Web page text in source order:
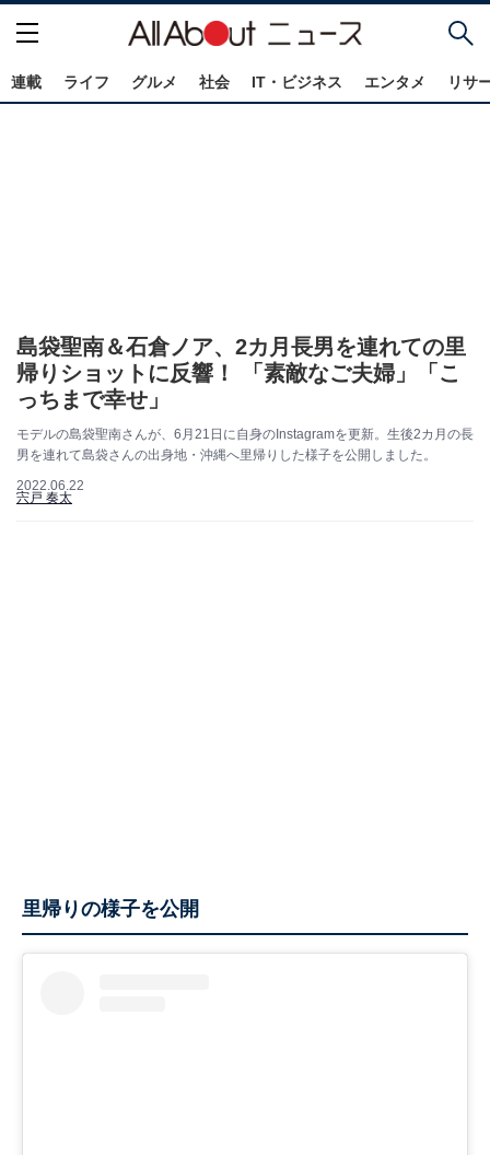
連載 ライフ グルメ 社会 IT・ビジネス エンタメ リサ
島袋聖南＆石倉ノア、2カ月長男を連れての里
帰りショットに反響！ 「素敵なご夫婦」「こ
っちまで幸せ」
モデルの島袋聖南さんが、6月21日に自身のInstagramを更新。生後2カ月の長
男を連れて島袋さんの出身地・沖縄へ里帰りした様子を公開しました。
2022.06.22
宍戸 奏太
里帰りの様子を公開